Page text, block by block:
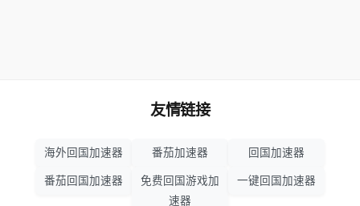
友情链接
海外回国加速器 番茄加速器 回国加速器
番茄回国加速器
免费回国游戏加
速器
一键回国加速器